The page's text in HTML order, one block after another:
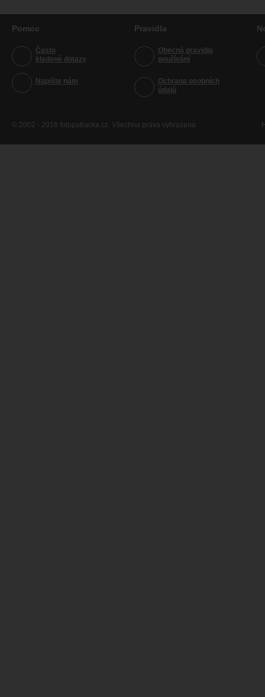
Pomoc
Často
kladené dotazy
Napište nám
Pravidla
Obecná pravidla
používání
Ochrana osobních
údajů
© 2002 - 2016 fotopatracka.cz. Všechna práva vyhrazena